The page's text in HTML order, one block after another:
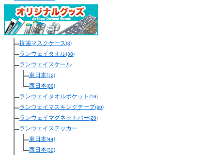
抗菌マスクケース(3)
ランウェイタオル(38)
ランウェイスケール
東日本(72)
西日本(89)
ランウェイタオルポケット (16)
ランウェイマスキングテープ(30)
ランウェイマグネットバー(20)
ランウェイステッカー
東日本(44)
西日本(32)